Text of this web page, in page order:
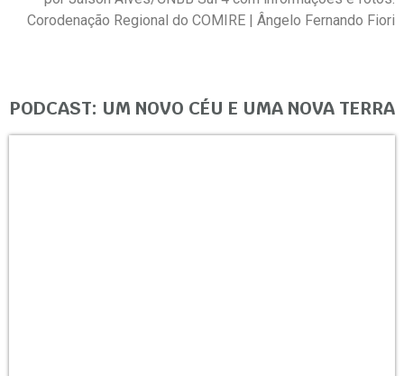
Corodenação Regional do COMIRE | Ângelo Fernando Fiori
PODCAST: UM NOVO CÉU E UMA NOVA TERRA